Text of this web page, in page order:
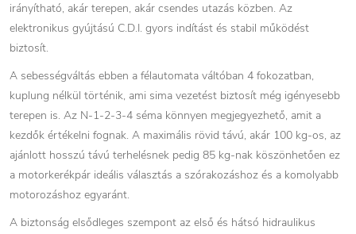
irányítható, akár terepen, akár csendes utazás közben. Az
elektronikus gyújtású C.D.I. gyors indítást és stabil működést
biztosít.
A sebességváltás ebben a félautomata váltóban 4 fokozatban,
kuplung nélkül történik, ami sima vezetést biztosít még igényesebb
terepen is. Az N-1-2-3-4 séma könnyen megjegyezhető, amit a
kezdők értékelni fognak. A maximális rövid távú, akár 100 kg-os, az
ajánlott hosszú távú terhelésnek pedig 85 kg-nak köszönhetően ez
a motorkerékpár ideális választás a szórakozáshoz és a komolyabb
motorozáshoz egyaránt.
A biztonság elsődleges szempont az első és hátsó hidraulikus